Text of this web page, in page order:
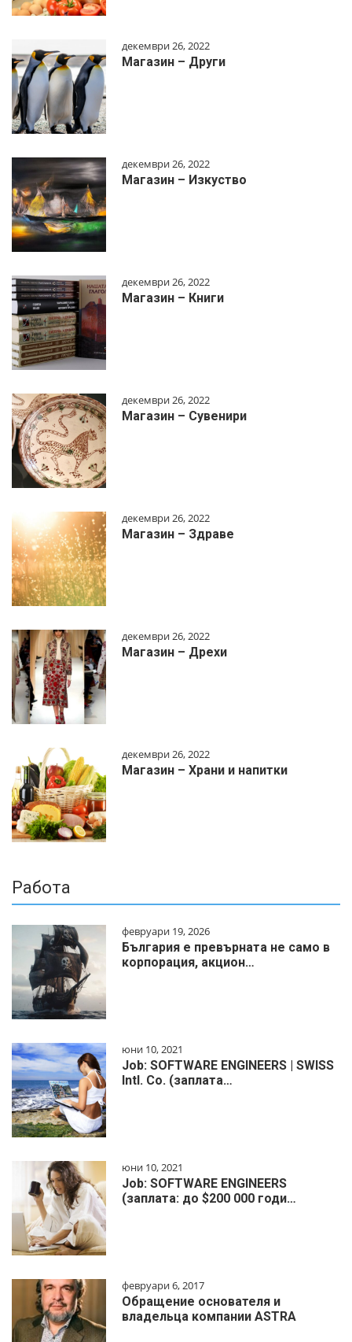
декември 26, 2022
Магазин – Други
декември 26, 2022
Магазин – Изкуство
декември 26, 2022
Магазин – Книги
декември 26, 2022
Магазин – Сувенири
декември 26, 2022
Магазин – Здраве
декември 26, 2022
Магазин – Дрехи
декември 26, 2022
Магазин – Храни и напитки
Работа
февруари 19, 2026
България е превърната не само в
корпорация, акцион…
юни 10, 2021
Job: SOFTWARE ENGINEERS | SWISS
Intl. Co. (заплата…
юни 10, 2021
Job: SOFTWARE ENGINEERS
(заплата: до $200 000 годи…
февруари 6, 2017
Обращение основателя и
владельца компании ASTRA